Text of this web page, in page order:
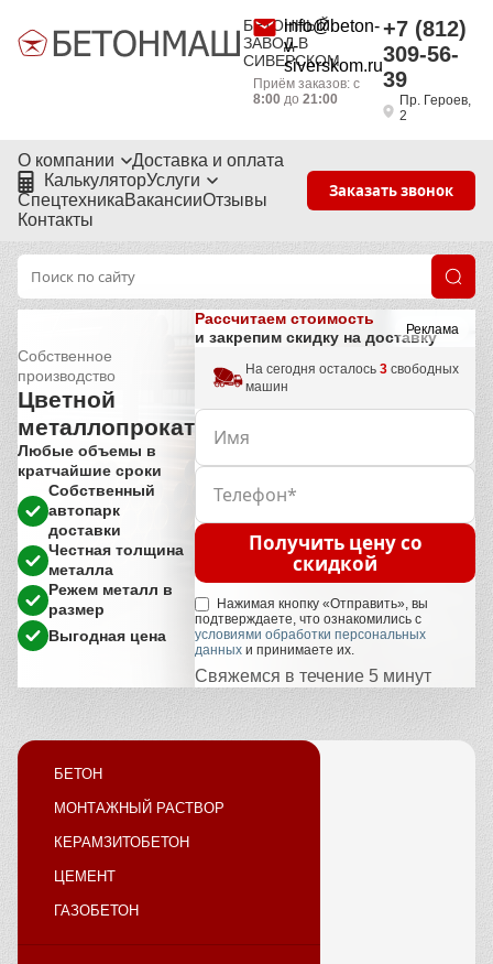
БЕТОННЫЙ
ЗАВОД В
СИВЕРСКОМ
info@beton-
v-
siverskom.ru
Приём заказов: с
8:00до 21:00
+7 (812)
309-56-
39
Пр. Героев,
2
О компании
Доставка и оплата
КалькуляторУслуги
СпецтехникаВакансииОтзывы
Контакты
Заказать звонок
Реклама
Собственное
производство
Цветной
металлопрокат
Любые объемы в
кратчайшие сроки
Собственный
автопарк
доставки
Честная толщина
металла
Режем металл в
размер
Выгодная цена
Рассчитаем стоимость
и закрепим скидку на доставку
На сегодня осталось 3 свободных
машин
Получить цену со
скидкой
Нажимая кнопку «Отправить», вы
подтверждаете, что ознакомились с
условиями обработки персональных
данных и принимаете их.
Свяжемся в течение 5 минут
БЕТОН
МОНТАЖНЫЙ РАСТВОР
КЕРАМЗИТОБЕТОН
ЦЕМЕНТ
ГАЗОБЕТОН